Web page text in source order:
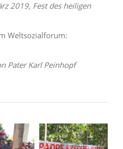
2019, Fest des heiligen
Weltsozialforum:
Pater Karl Peinhopf